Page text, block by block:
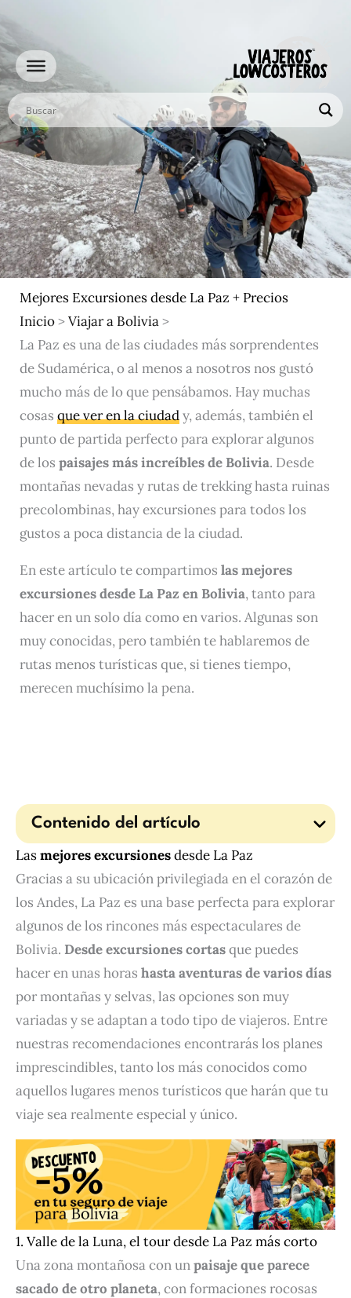
al
contenido
Mejores Excursiones desde La Paz + Precios
Inicio>Viajar a Bolivia>
La Paz es una de las ciudades más sorprendentes
de Sudamérica, o al menos a nosotros nos gustó
mucho más de lo que pensábamos. Hay muchas
cosas que ver en la ciudady, además, también el
punto de partida perfecto para explorar algunos
de los paisajes más increíbles de Bolivia. Desde
montañas nevadas y rutas de trekking hasta ruinas
precolombinas, hay excursiones para todos los
gustos a poca distancia de la ciudad.
En este artículo te compartimos las mejores
excursiones desde La Paz en Bolivia, tanto para
hacer en un solo día como en varios. Algunas son
muy conocidas, pero también te hablaremos de
rutas menos turísticas que, si tienes tiempo,
merecen muchísimo la pena.
Contenido del artículo
Lasmejores excursionesdesde La Paz
Gracias a su ubicación privilegiada en el corazón de
los Andes, La Paz es una base perfecta para explorar
algunos de los rincones más espectaculares de
Bolivia. Desde excursiones cortasque puedes
hacer en unas horas hasta aventuras de varios días
por montañas y selvas, las opciones son muy
variadas y se adaptan a todo tipo de viajeros. Entre
nuestras recomendaciones encontrarás los planes
imprescindibles, tanto los más conocidos como
aquellos lugares menos turísticos que harán que tu
viaje sea realmente especial y único.
1. Valle de la Luna, el tour desde La Paz más corto
Una zona montañosa con unpaisaje que parece
sacado de otro planeta, con formaciones rocosas